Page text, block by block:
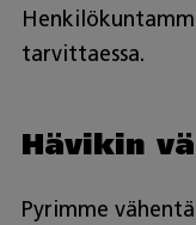
tarvittaessa.
Hävikin
Pyrimme